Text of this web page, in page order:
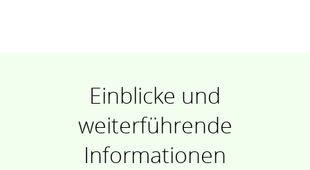
Einblicke und
weiterführende
Informationen